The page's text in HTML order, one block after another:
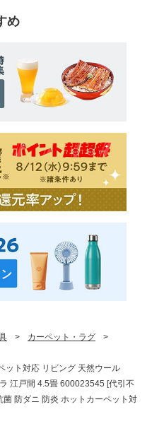
め
> カーペット・ラグ
>
ット対応 リビング 天然ウール
江戸間 4.5畳 600023545 [代引不
防ダニ 防炎 ホットカーペット対